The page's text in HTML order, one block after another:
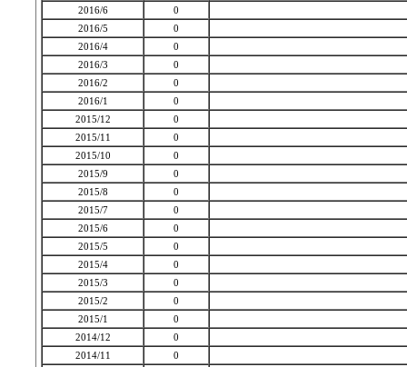
2016/6
0
2016/5
0
2016/4
0
2016/3
0
2016/2
0
2016/1
0
2015/12
0
2015/11
0
2015/10
0
2015/9
0
2015/8
0
2015/7
0
2015/6
0
2015/5
0
2015/4
0
2015/3
0
2015/2
0
2015/1
0
2014/12
0
2014/11
0